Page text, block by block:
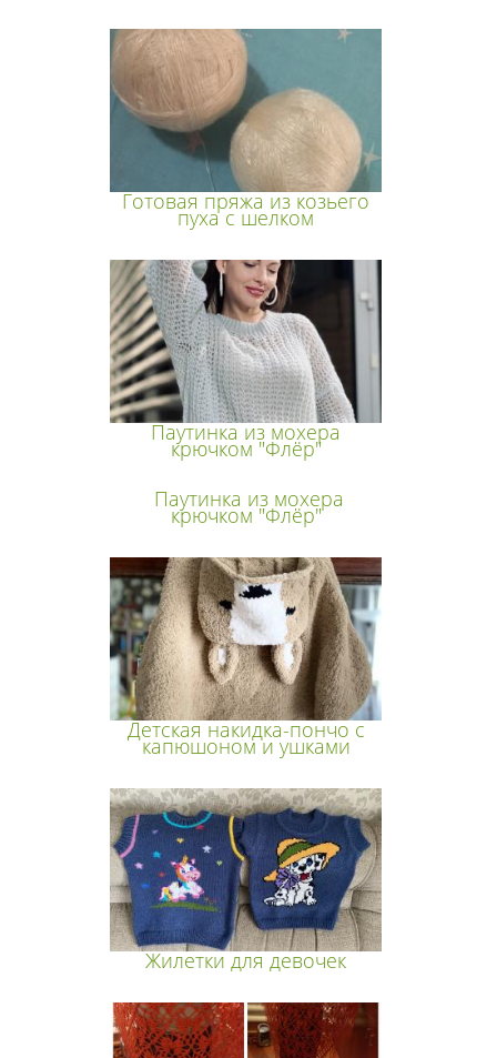
Готовая пряжа из козьего
пуха с шелком
Паутинка из мохера
крючком "Флёр"
Паутинка из мохера
крючком "Флёр"
Детская накидка-пончо с
капюшоном и ушками
Жилетки для девочек